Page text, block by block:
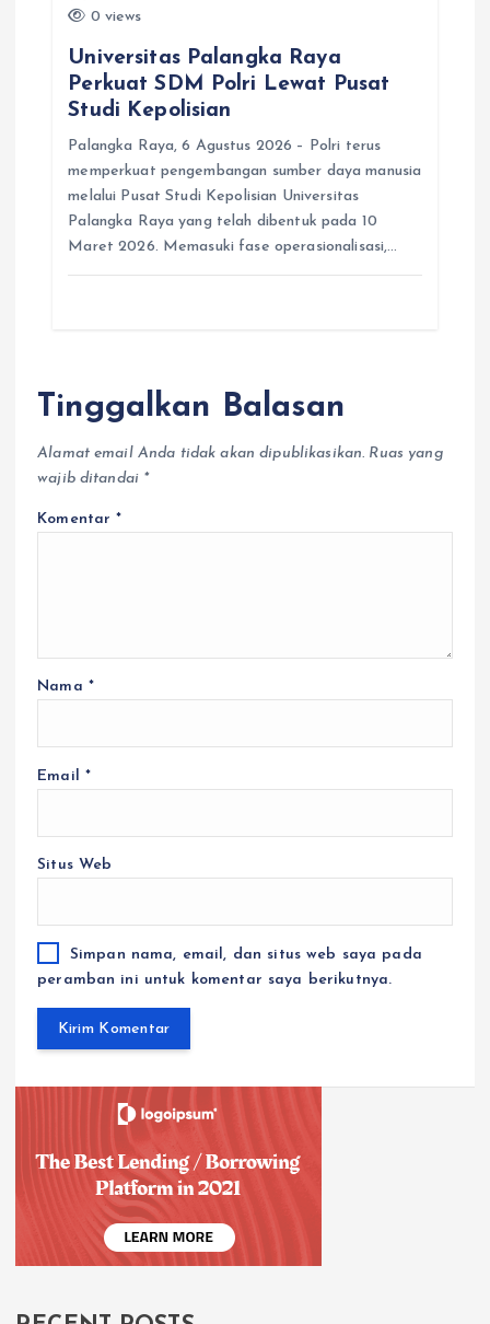
0 views
Universitas Palangka Raya
Perkuat SDM Polri Lewat Pusat
Studi Kepolisian
Palangka Raya, 6 Agustus 2026 – Polri terus
memperkuat pengembangan sumber daya manusia
melalui Pusat Studi Kepolisian Universitas
Palangka Raya yang telah dibentuk pada 10
Maret 2026. Memasuki fase operasionalisasi,…
Tinggalkan Balasan
Alamat email Anda tidak akan dipublikasikan. Ruas yang
wajib ditandai *
Komentar*
Nama *
Email *
Situs Web
Simpan nama, email, dan situs web saya pada
peramban ini untuk komentar saya berikutnya.